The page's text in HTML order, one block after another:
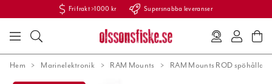
Fri frakt >1000 kr Supersnabba leveranser
Hem Marinelektronik RAM Mounts RAM Mounts ROD spöhållare